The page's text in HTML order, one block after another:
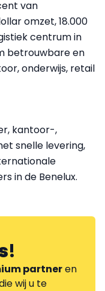
van
omzet, 18.000
centrum in
betrouwbare en
onderwijs, retail
kantoor-,
snelle levering,
in de Benelux.
!
partneren
wij u te